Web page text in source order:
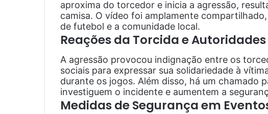
aproxima do torcedor e inicia a agressão,
camisa. O vídeo foi amplamente
de futebol e a comunidade local.
Reações da Torcida e Autoridades
A agressão provocou indignação entre os
sociais para expressar sua solidariedade à
durante os jogos. Além disso, há um chamado
investiguem o incidente e aumentem a
Medidas de Segurança em